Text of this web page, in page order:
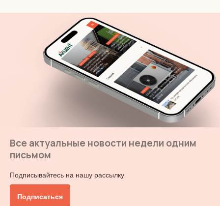
Все актуальные новости недели одним
письмом
Подписывайтесь на нашу рассылку
Подписаться